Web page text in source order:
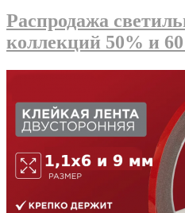
Распродажа
коллекций 50% и